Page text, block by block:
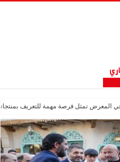
المعرض تمثل فرصة مهمة للتعريف